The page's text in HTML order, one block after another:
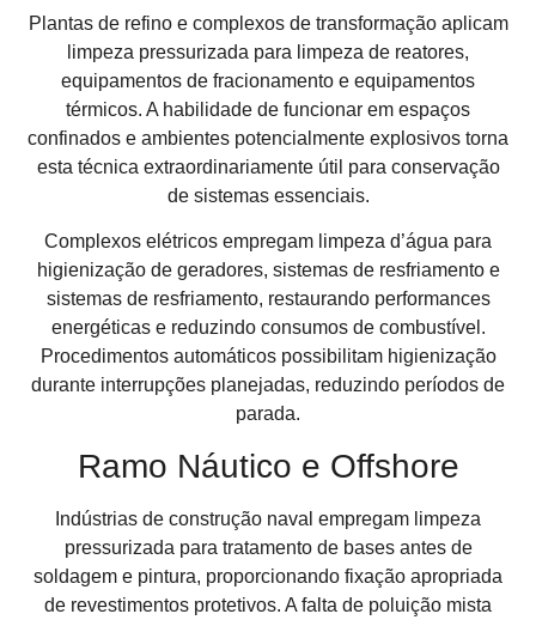
Plantas de refino e complexos de transformação aplicam
limpeza pressurizada para limpeza de reatores,
equipamentos de fracionamento e equipamentos
térmicos. A habilidade de funcionar em espaços
confinados e ambientes potencialmente explosivos torna
esta técnica extraordinariamente útil para conservação
de sistemas essenciais.
Complexos elétricos empregam limpeza d’água para
higienização de geradores, sistemas de resfriamento e
sistemas de resfriamento, restaurando performances
energéticas e reduzindo consumos de combustível.
Procedimentos automáticos possibilitam higienização
durante interrupções planejadas, reduzindo períodos de
parada.
Ramo Náutico e Offshore
Indústrias de construção naval empregam limpeza
pressurizada para tratamento de bases antes de
soldagem e pintura, proporcionando fixação apropriada
de revestimentos protetivos. A falta de poluição mista